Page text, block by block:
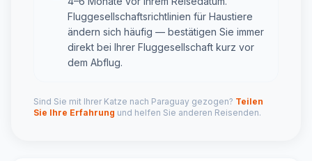
Fluggesellschaftsrichtlinien für Haustiere
ändern sich häufig — bestätigen Sie immer
direkt bei Ihrer Fluggesellschaft kurz vor
dem Abflug.
Sind Sie mit Ihrer Katze nach Paraguay gezogen? Teilen
Sie Ihre Erfahrung und helfen Sie anderen Reisenden.